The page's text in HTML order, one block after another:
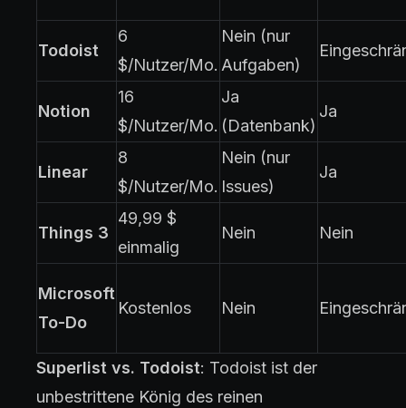
Todoist
6
$/Nutzer/Mo.
Nein (nur
Aufgaben)
Notion
16
$/Nutzer/Mo.
Ja
(Datenbank)
Ja
Linear
8
$/Nutzer/Mo.
Nein (nur
Issues)
Ja
Things 3
49,99 $
einmalig
Nein Nein
Microsoft
To-Do
Kostenlos Nein
Superlist vs. Todoist: Todoist ist der
unbestrittene König des reinen